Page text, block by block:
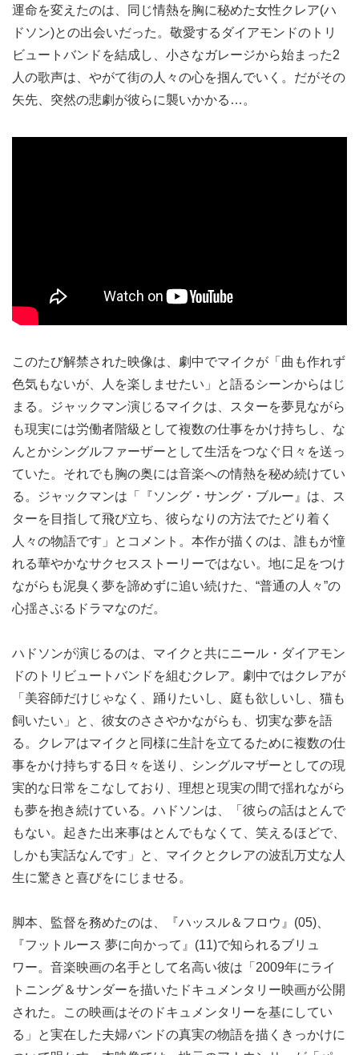
運命を変えたのは、同じ情熱を胸に秘めた女性クレア(ハ
ドソン)との出会いだった。敬愛するダイアモンドのトリ
ビュートバンドを結成し、小さなガレージから始まった2
人の歌声は、やがて街の人々の心を掴んでいく。だがその
矢先、突然の悲劇が彼らに襲いかかる…。
このたび解禁された映像は、劇中でマイクが「曲も作れず
色気もないが、人を楽しませたい」と語るシーンからはじ
まる。ジャックマン演じるマイクは、スターを夢見ながら
も現実には労働者階級として複数の仕事をかけ持ちし、な
んとかシングルファーザーとして生活をつなぐ日々を送っ
ていた。それでも胸の奥には音楽への情熱を秘め続けてい
る。ジャックマンは「『ソング・サング・ブルー』は、ス
ターを目指して飛び立ち、彼らなりの方法でたどり着く
人々の物語です」とコメント。本作が描くのは、誰もが憧
れる華やかなサクセスストーリーではない。地に足をつけ
ながらも泥臭く夢を諦めずに追い続けた、“普通の人々”の
心揺さぶるドラマなのだ。
ハドソンが演じるのは、マイクと共にニール・ダイアモン
ドのトリビュートバンドを組むクレア。劇中ではクレアが
「美容師だけじゃなく、踊りたいし、庭も欲しいし、猫も
飼いたい」と、彼女のささやかながらも、切実な夢を語
る。クレアはマイクと同様に生計を立てるために複数の仕
事をかけ持ちする日々を送り、シングルマザーとしての現
実的な日常をこなしており、理想と現実の間で揺れながら
も夢を抱き続けている。ハドソンは、「彼らの話はとんで
もない。起きた出来事はとんでもなくて、笑えるほどで、
しかも実話なんです」と、マイクとクレアの波乱万丈な人
生に驚きと喜びをにじませる。
脚本、監督を務めたのは、『ハッスル＆フロウ』(05)、
『フットルース 夢に向かって』(11)で知られるブリュ
ワー。音楽映画の名手として名高い彼は「2009年にライ
トニング＆サンダーを描いたドキュメンタリー映画が公開
された。この映画はそのドキュメンタリーを基にしてい
る」と実在した夫婦バンドの真実の物語を描くきっかけに